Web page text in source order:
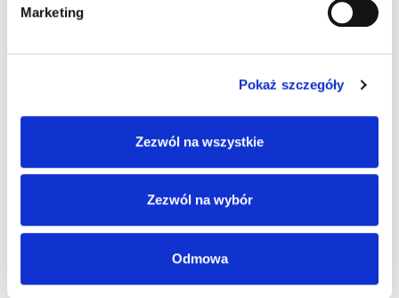
Marketing
Pokaż szczegóły
Zezwól na wszystkie
Zezwól na wybór
Odmowa
3 komentarze do “Samochodem
Chiang mai Muay Thai ticket
Pingback:try this web-site